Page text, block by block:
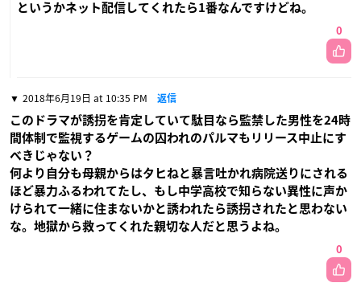
というかネット配信してくれたら1番なんですけどね。
0
2018年6月19日 at 10:35 PM 返信
このドラマが誘拐を肯定していて駄目なら監禁した男性を24時
間体制で監視するゲームの囚われのパルマもリリース中止にす
べきじゃない？
何より自分も母親からはタヒねと暴言吐かれ病院送りにされる
ほど暴力ふるわれてたし、もし中学高校で知らない異性に声か
けられて一緒に住まないかと誘われたら誘拐されたと思わない
な。地獄から救ってくれた親切な人だと思うよね。
0